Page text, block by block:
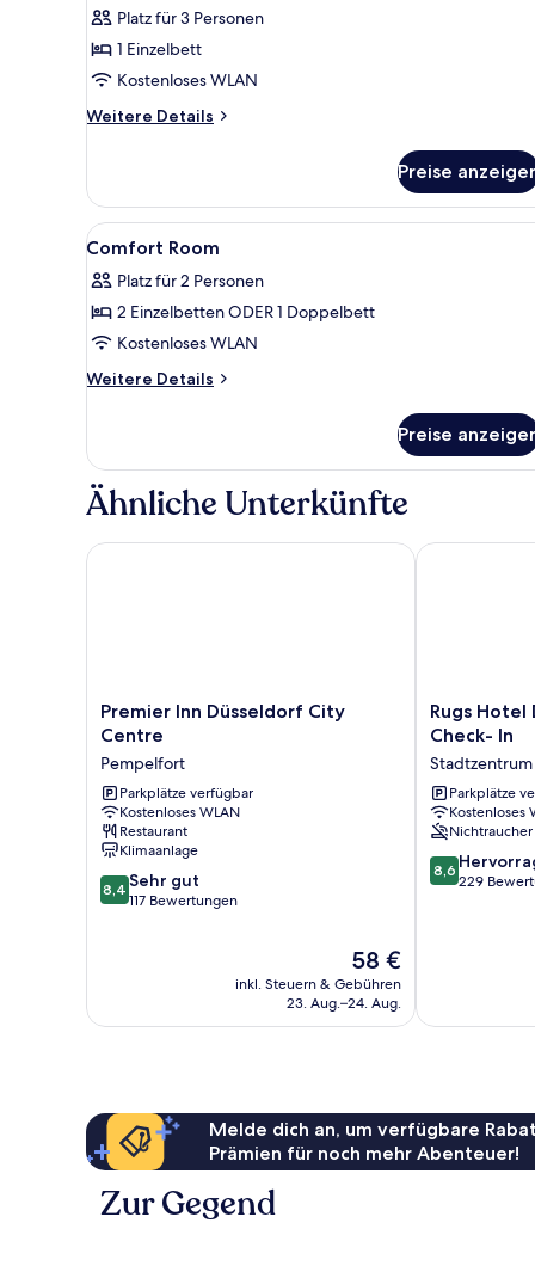
Platz für 3 Personen
1 Einzelbett
Kostenloses WLAN
Weitere Details
Weitere
Preise
Alle
Fotos
für
Comfort
Room
anzeigen
Zimmersafe, schallisolierte
10
Comfort Room
Platz für 2 Personen
2 Einzelbetten ODER 1 Doppelbett
Kostenloses WLAN
Weitere Details
Weitere
Room
Preise
Ähnliche Unterkünfte
Premier
Inn
City
Centre
Pempelfort
Premier Inn Düsseldorf City
Centre
Pempelfort
Parkplätze verfügbar
Kostenloses WLAN
Restaurant
Klimaanlage
8.4
von
8,4 Sehr gut
117 Bewertungen
Der
Preis
beträgt
58 €
inkl. Steuern & Gebühren
23. Aug.–24. Aug.
Premier Inn Düsseldorf City Centre
Rugs
Hotel
–
Self
Check-
In
Stadtzentrum
Rugs Hotel
Check- In
Stadtzentrum
Parkplätze
Kostenloses
Nichtraucher
8.6
von
8,6
229
Rugs Hotel
Melde dich an, um verfügbare
Prämien für noch mehr Abenteuer!
Zur Gegend